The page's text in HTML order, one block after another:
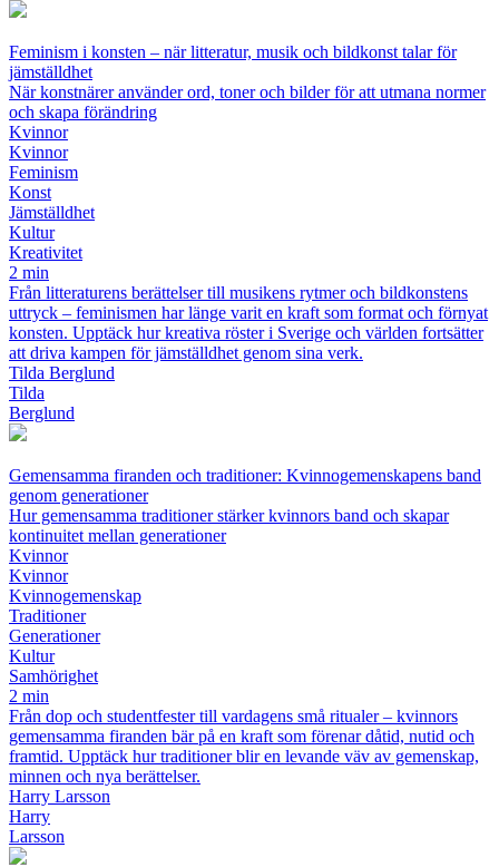
Feminism i konsten – när litteratur, musik och bildkonst talar för
jämställdhet
När konstnärer använder ord, toner och bilder för att utmana normer
och skapa förändring
Kvinnor
Kvinnor
Feminism
Konst
Jämställdhet
Kultur
Kreativitet
2 min
Från litteraturens berättelser till musikens rytmer och bildkonstens
uttryck – feminismen har länge varit en kraft som format och förnyat
konsten. Upptäck hur kreativa röster i Sverige och världen fortsätter
att driva kampen för jämställdhet genom sina verk.
Tilda Berglund
Tilda
Berglund
Gemensamma firanden och traditioner: Kvinnogemenskapens band
genom generationer
Hur gemensamma traditioner stärker kvinnors band och skapar
kontinuitet mellan generationer
Kvinnor
Kvinnor
Kvinnogemenskap
Traditioner
Generationer
Kultur
Samhörighet
2 min
Från dop och studentfester till vardagens små ritualer – kvinnors
gemensamma firanden bär på en kraft som förenar dåtid, nutid och
framtid. Upptäck hur traditioner blir en levande väv av gemenskap,
minnen och nya berättelser.
Harry Larsson
Harry
Larsson